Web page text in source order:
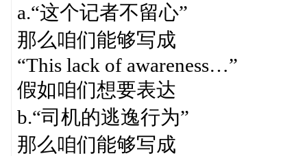
a.“这个记者不留心”
那么咱们能够写成
“This lack of awareness…”
假如咱们想要表达
b.“司机的逃逸行为”
那么咱们能够写成